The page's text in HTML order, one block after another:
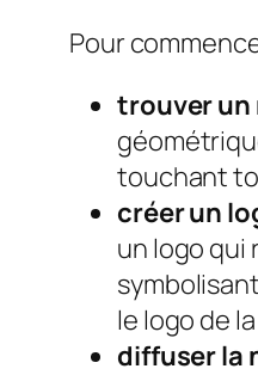
Pour
trouver un
touchant
créer un
un logo qui
le logo de
diffuser la